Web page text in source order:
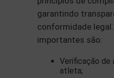
garantindo
conformidade
importantes são:
Verificação de
atleta;